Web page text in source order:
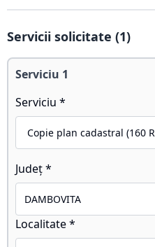
Servicii solicitate (1)
Serviciu 1
Serviciu *
Județ *
Localitate *